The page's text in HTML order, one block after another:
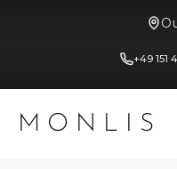
+49 151
MONLIS